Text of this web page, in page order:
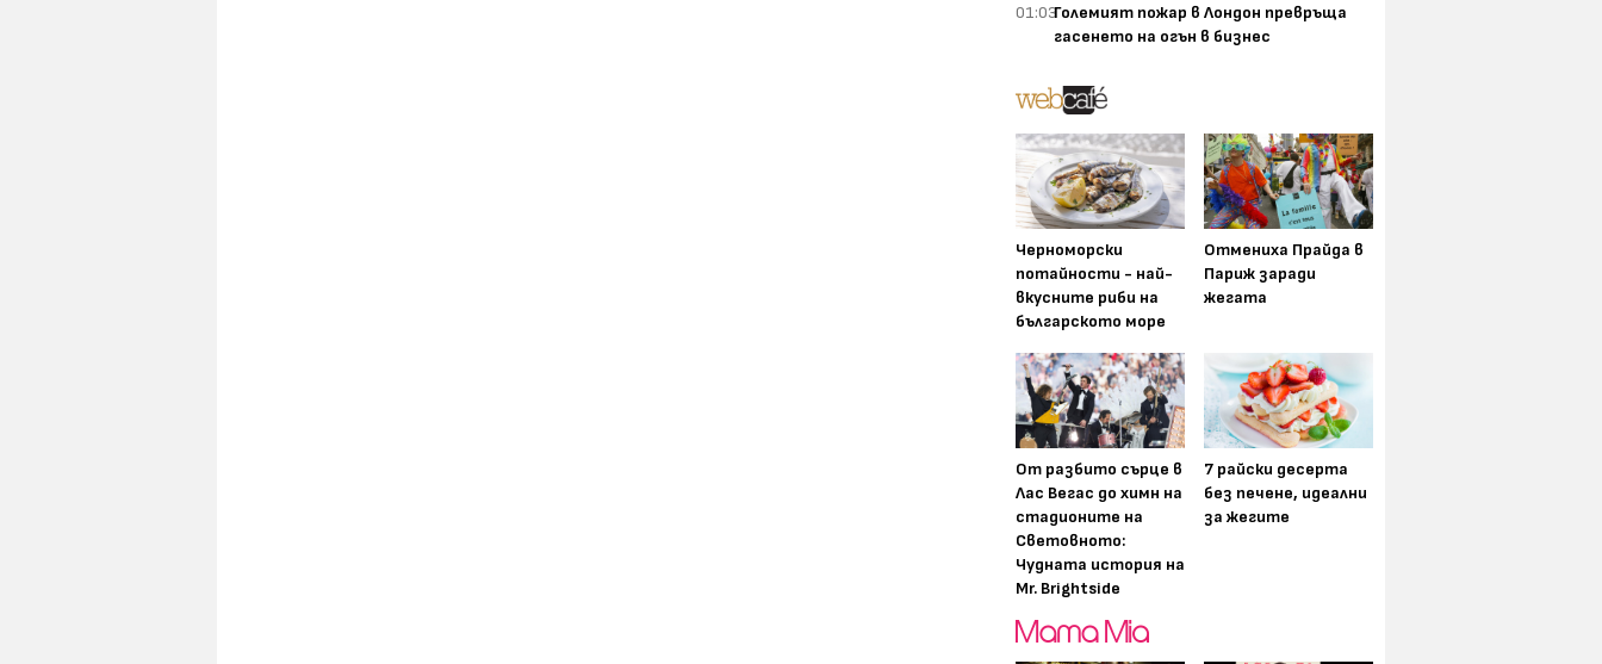
01:03Големият пожар в Лондон превръща
гасенето на огън в бизнес
Черноморски
потайности - най-
вкусните риби на
българското море
Отмениха Прайда в
Париж заради
жегата
От разбито сърце в
Лас Вегас до химн на
стадионите на
Световното:
Чудната история на
Mr. Brightside
7 райски десерта
без печене, идеални
за жегите